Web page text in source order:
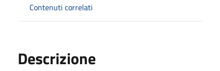
Contenuti correlati
Descrizione